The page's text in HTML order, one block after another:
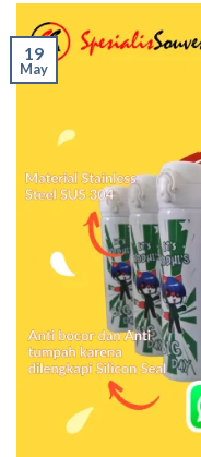
19
May